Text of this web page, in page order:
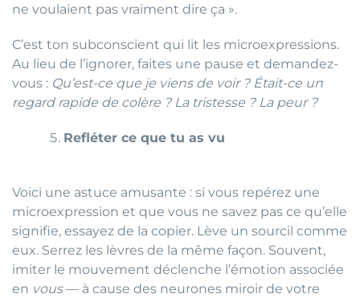
ne voulaient pas vraiment dire ça ».
C’est ton subconscient qui lit les microexpressions.
Au lieu de l’ignorer, faites une pause et demandez-
vous : Qu’est-ce que je viens de voir ? Était-ce un
regard rapide de colère ? La tristesse ? La peur ?
Refléter ce que tu as vu
Voici une astuce amusante : si vous repérez une
microexpression et que vous ne savez pas ce qu’elle
signifie, essayez de la copier. Lève un sourcil comme
eux. Serrez les lèvres de la même façon. Souvent,
imiter le mouvement déclenche l’émotion associée
en vous— à cause des neurones miroir de votre